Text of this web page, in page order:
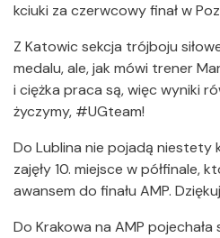
kciuki za czerwcowy finał w
Z Katowic sekcja trójboju
medalu, ale, jak mówi trener
i ciężka praca są, więc wyniki
życzymy, #UGteam!
Do Lublina nie pojadą niestety
zajęły 10. miejsce w półfinale,
awansem do finału AMP.
Do Krakowa na AMP pojechała